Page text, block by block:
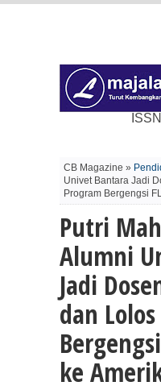
CB Magazine »
Univet Bantara Jadi
Program Bergengsi
Putri
Alumni
Jadi
dan
ke